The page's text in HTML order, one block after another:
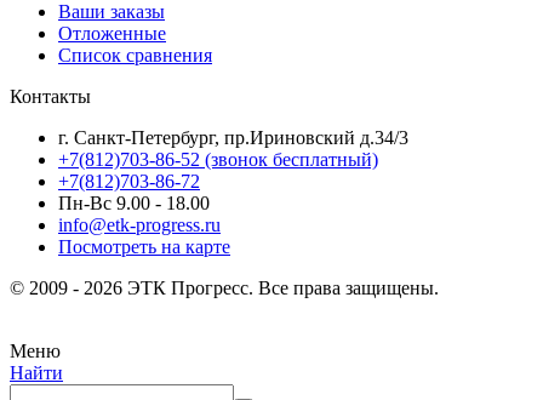
Ваши заказы
Отложенные
Список сравнения
Контакты
г. Санкт-Петербург, пр.Ириновский д.34/3
+7(812)703-86-52 (звонок бесплатный)
+7(812)703-86-72
Пн-Вс 9.00 - 18.00
info@etk-progress.ru
Посмотреть на карте
© 2009 - 2026 ЭТК Прогресс. Все права защищены.
Меню
Найти